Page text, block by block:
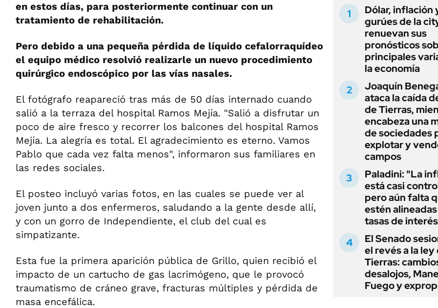
en estos días, para posteriormente continuar con un
tratamiento de rehabilitación.
Pero debido a una pequeña pérdida de líquido cefalorraquídeo
el equipo médico resolvió realizarle un nuevo procedimiento
quirúrgico endoscópico por las vías nasales.
El fotógrafo reapareció tras más de 50 días internado cuando
salió a la terraza del hospital Ramos Mejía. "Salió a disfrutar un
poco de aire fresco y recorrer los balcones del hospital Ramos
Mejía. La alegría es total. El agradecimiento es eterno. Vamos
Pablo que cada vez falta menos", informaron sus familiares en
las redes sociales.
El posteo incluyó varias fotos, en las cuales se puede ver al
joven junto a dos enfermeros, saludando a la gente desde allí,
y con un gorro de Independiente, el club del cual es
simpatizante.
Esta fue la primera aparición pública de Grillo, quien recibió el
impacto de un cartucho de gas lacrimógeno, que le provocó
traumatismo de cráneo grave, fracturas múltiples y pérdida de
masa encefálica.
Dólar, inflación
gurúes de la
renuevan sus
pronósticos
principales
la economía
Joaquín
ataca la caída
de Tierras,
encabeza una
de sociedades
explotar y
campos
Paladini: "La
está casi
pero aún falta
estén
tasas de
El Senado
el revés a la ley
Tierras:
desalojos,
Fuego y